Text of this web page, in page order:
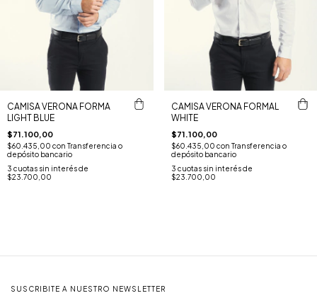
CAMISA VERONA FORMA
LIGHT BLUE
$71.100,00
$60.435,00 con Transferencia o
depósito bancario
3 cuotas sin interés de
$23.700,00
CAMISA VERONA FORMAL
WHITE
$71.100,00
$60.435,00 con Transferencia o
depósito bancario
3 cuotas sin interés de
$23.700,00
SUSCRIBITE A NUESTRO NEWSLETTER